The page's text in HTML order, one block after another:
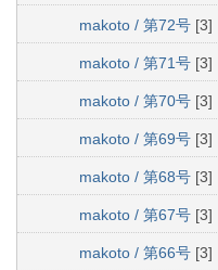
makoto / 第72号 [3]
makoto / 第71号 [3]
makoto / 第70号 [3]
makoto / 第69号 [3]
makoto / 第68号 [3]
makoto / 第67号 [3]
makoto / 第66号 [3]